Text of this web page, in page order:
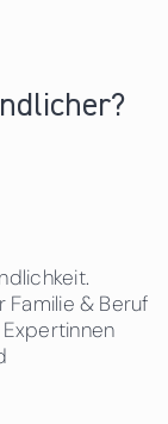
Familie & Beruf